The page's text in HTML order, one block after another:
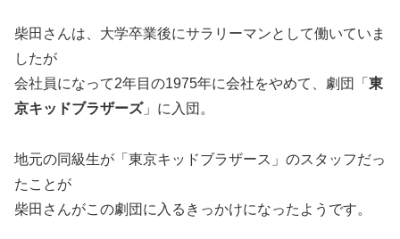
柴田さんは、大学卒業後にサラリーマンとして働いていま
したが
会社員になって2年目の1975年に会社をやめて、劇団「 東
京キッドブラザーズ」に入団。
地元の同級生が「東京キッドブラザース」のスタッフだっ
たことが
柴田さんがこの劇団に入るきっかけになったようです。